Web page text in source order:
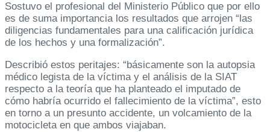
Sostuvo el profesional del Ministerio Público que por ello
es de suma importancia los resultados que arrojen “las
diligencias fundamentales para una calificación jurídica
de los hechos y una formalización”.
Describió estos peritajes: “básicamente son la autopsia
médico legista de la víctima y el análisis de la SIAT
respecto a la teoría que ha planteado el imputado de
cómo habría ocurrido el fallecimiento de la víctima”, esto
en torno a un presunto accidente, un volcamiento de la
motocicleta en que ambos viajaban.